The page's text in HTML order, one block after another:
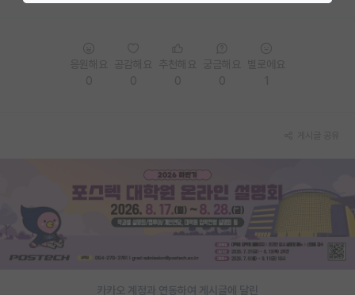
PI 전용 게시판
인문사회 계열 게시판
카카오 계정과 연동하여 게시글에 달린